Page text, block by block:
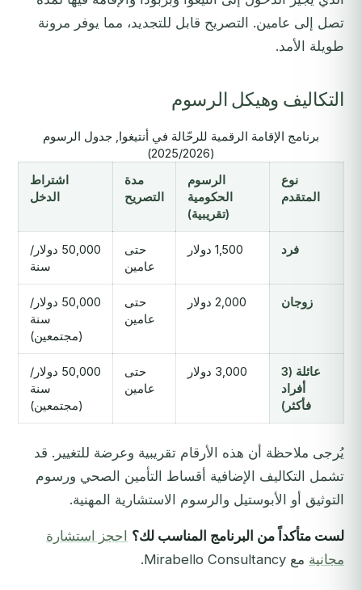
تصل إلى عامين. التصريح قابل للتجديد، مما يوفر مرونة
طويلة الأمد.
التكاليف وهيكل الرسوم
برنامج الإقامة الرقمية للرحّالة في أنتيغوا, جدول الرسوم
(2025/2026)
نوع
المتقدم
الرسوم
الحكومية
(تقريبية)
مدة
التصريح
اشتراط
الدخل
فرد 1,500 دولار
حتى
عامين
50,000 دولار/
سنة
زوجان 2,000 دولار
حتى
عامين
50,000 دولار/
سنة
(مجتمعين)
عائلة (3
أفراد
فأكثر)
3,000 دولار
حتى
عامين
50,000 دولار/
سنة
(مجتمعين)
يُرجى ملاحظة أن هذه الأرقام تقريبية وعرضة للتغيير. قد
تشمل التكاليف الإضافية أقساط التأمين الصحي ورسوم
التوثيق أو الأبوستيل والرسوم الاستشارية المهنية.
لست متأكداً من البرنامج المناسب لك؟ احجز استشارة
مجانية مع Mirabello Consultancy.